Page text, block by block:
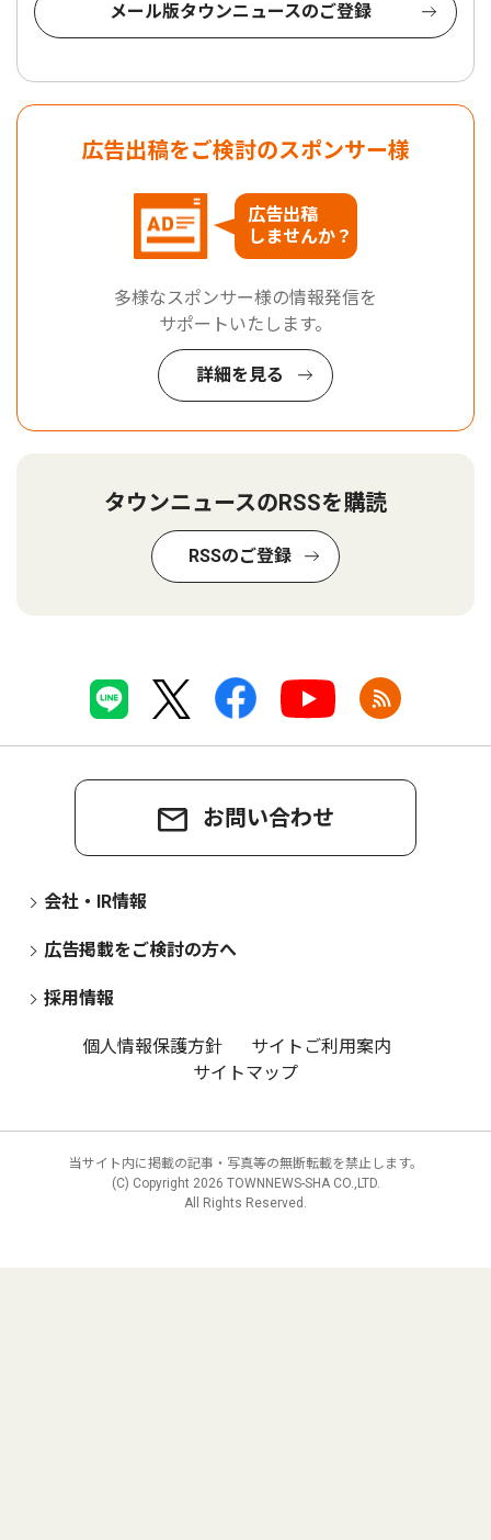
メール版タウンニュースのご登録
広告出稿をご検討のスポンサー様
広告出稿
しませんか？
多様なスポンサー様の情報発信を
サポートいたします。
詳細を見る
タウンニュースのRSSを購読
RSSのご登録
お問い合わせ
会社・IR情報
広告掲載をご検討の方へ
採用情報
個人情報保護方針
サイトご利用案内
サイトマップ
当サイト内に掲載の記事・写真等の無断転載を禁止します。
(C) Copyright 2026 TOWNNEWS-SHA CO.,LTD.
All Rights Reserved.